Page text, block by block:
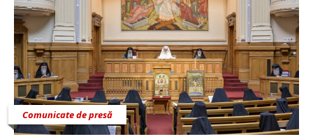
Comunicate de presă